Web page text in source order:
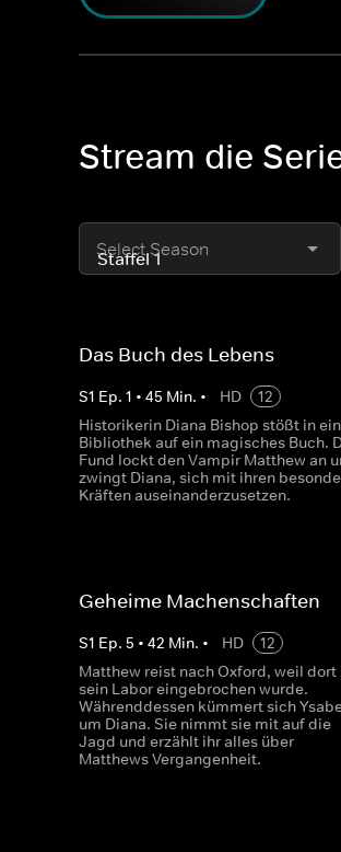
Stream die
Select Season
Das Buch des Lebens
S1 Ep. 1 • 45 Min. • HD
12
Historikerin Diana Bishop stößt in
Bibliothek auf ein magisches Buch.
Fund lockt den Vampir Matthew an
zwingt Diana, sich mit ihren
Kräften auseinanderzusetzen.
Geheime Machenschaften
S1 Ep. 5 • 42 Min. • HD
12
Matthew reist nach Oxford, weil dort
sein Labor eingebrochen wurde.
Währenddessen kümmert sich
um Diana. Sie nimmt sie mit auf die
Jagd und erzählt ihr alles über
Matthews Vergangenheit.